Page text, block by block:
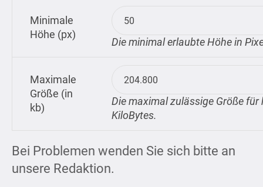
Minimale
Höhe (px)
Die minimal erlaubte Höhe in
Maximale
Größe (in
kb)
Die maximal zulässige Größe für
KiloBytes.
Bei Problemen wenden Sie sich bitte an
unsere Redaktion.